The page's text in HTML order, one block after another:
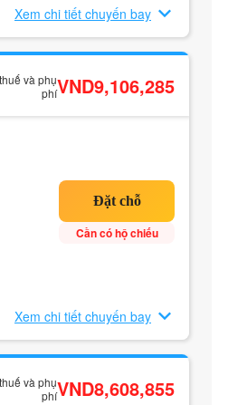
Xem chi tiết chuyến bay
và phụ
phíVND9,106,285
Cần có hộ chiếu
Xem chi tiết chuyến bay
và phụ
phíVND8,608,855